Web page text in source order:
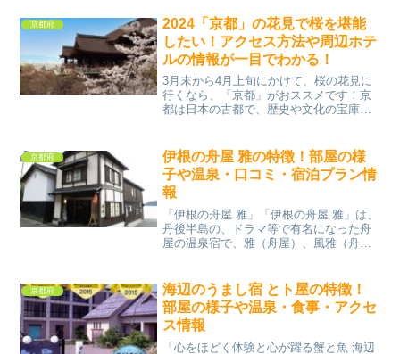
くの花見と言えば、御池桜、平安神宮神
苑、東寺等が有名ですが、...
京都府
2024「京都」の花見で桜を堪能
したい！アクセス方法や周辺ホテ
ルの情報が一目でわかる！
3月末から4月上旬にかけて、桜の花見に
行くなら、「京都」がおススメです！京
都は日本の古都で、歴史や文化の宝庫と
る街です。古くから日本の文化や芸術の
発展に貢献してきた京都...
京都府
伊根の舟屋 雅の特徴！部屋の様
子や温泉・口コミ・宿泊プラン情
報
「伊根の舟屋 雅」「伊根の舟屋 雅」は、
丹後半島の、ドラマ等で有名になった舟
屋の温泉宿で、雅（舟屋）、風雅（舟
ば、まるで海に浮かんでいるような海際
に立ち並ぶ家々が、日本...
京都府
海辺のうまし宿 とト屋の特徴！
部屋の様子や温泉・食事・アクセ
ス情報
「心をほどく体験と心が躍る蟹と魚 海辺